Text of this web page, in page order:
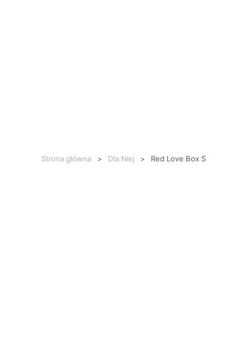
Strona główna > Dla Niej > Red Love Box S